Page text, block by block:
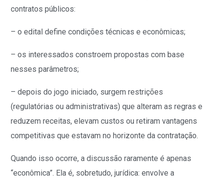
contratos públicos:
– o edital define condições técnicas e econômicas;
– os interessados constroem propostas com base
nesses parâmetros;
– depois do jogo iniciado, surgem restrições
(regulatórias ou administrativas) que alteram as regras e
reduzem receitas, elevam custos ou retiram vantagens
competitivas que estavam no horizonte da contratação.
Quando isso ocorre, a discussão raramente é apenas
“econômica”. Ela é, sobretudo, jurídica: envolve a